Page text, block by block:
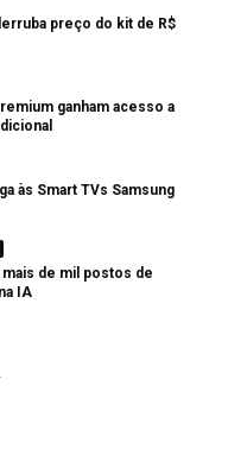
preço do kit de R$
ganham acesso a
às Smart TVs Samsung
de mil postos de
IA